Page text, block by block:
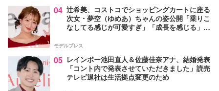
04 辻希美、コストコでショッピングカートに座る
次女・夢空（ゆめあ）ちゃんの姿公開「乗りこ
なしてる感じが可愛すぎ」「成長を感じる」の
モデルプレス
05 レインボー池田直人＆佐藤佳奈アナ、結婚発表
「コント内で発表させていただきました」読売
テレビ退社は生活拠点変更のため